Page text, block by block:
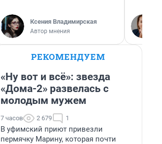
Ксения Владимирская
Автор мнения
РЕКОМЕНДУЕМ
«Ну вот и всё»: звезда
«Дома-2» развелась с
молодым мужем
7 часов 2 679 1
В уфимский приют привезли
пермячку Марину, которая почти